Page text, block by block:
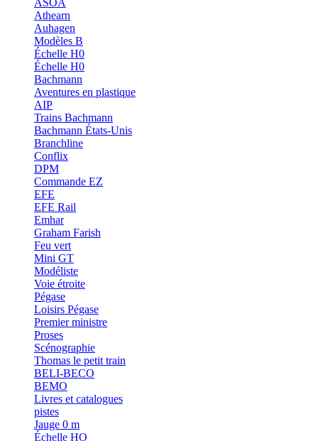
ASOA
Athearn
Auhagen
Modèles B
Échelle H0
Échelle H0
Bachmann
Aventures en plastique
AIP
Trains Bachmann
Bachmann États-Unis
Branchline
Conflix
DPM
Commande EZ
EFE
EFE Rail
Emhar
Graham Farish
Feu vert
Mini GT
Modéliste
Voie étroite
Pégase
Loisirs Pégase
Premier ministre
Proses
Scénographie
Thomas le petit train
BELI-BECO
BEMO
Livres et catalogues
pistes
Jauge 0 m
Échelle HO